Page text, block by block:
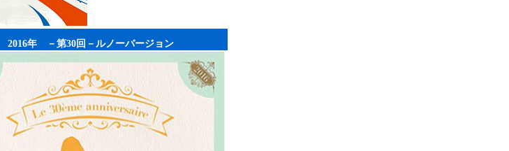
2016年 －第30回－ルノーバージョン